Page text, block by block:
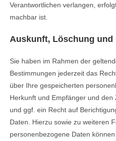
Verantwortlichen verlangen,
machbar ist.
Auskunft, Löschung
Sie haben im Rahmen der
Bestimmungen jederzeit das
über Ihre gespeicherten
Herkunft und Empfänger und
und ggf. ein Recht auf
Daten. Hierzu sowie zu weiteren
personenbezogene Daten